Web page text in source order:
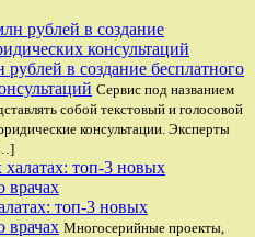
в создание бесплатного
Сервис под названием
собой текстовый и голосовой
консультации. Эксперты
топ-3 новых
врачах Многосерийные проекты,